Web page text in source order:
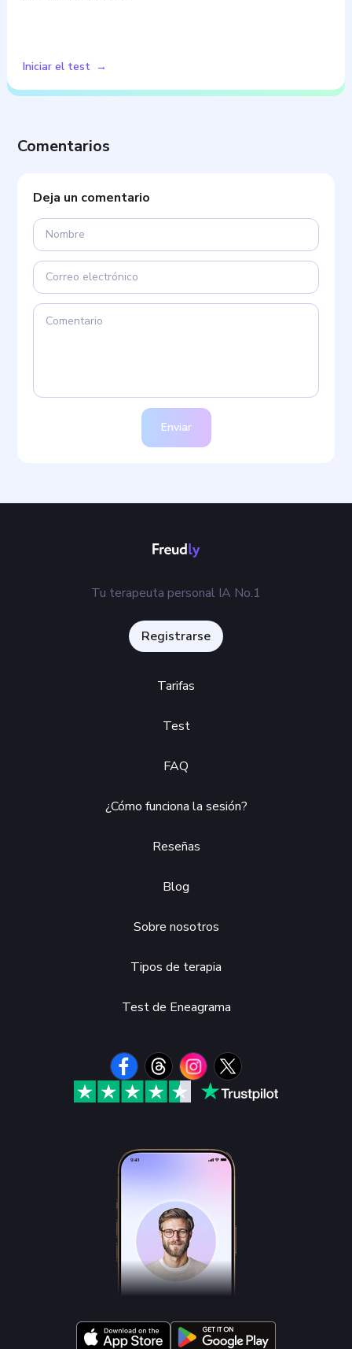
Iniciar el test
Comentarios
Deja un comentario
Enviar
Tu terapeuta personal IA No.1
Registrarse
Tarifas
Test
FAQ
¿Cómo funciona la sesión?
Reseñas
Blog
Sobre nosotros
Tipos de terapia
Test de Eneagrama